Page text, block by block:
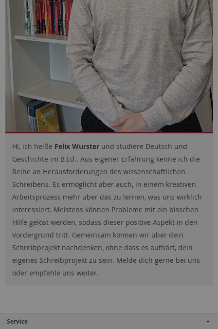
Hi, ich heiße Felix Wursterund studiere Deutsch und
Geschichte im B.Ed.. Aus eigener Erfahrung kenne ich die
Reihe an Herausforderungen des wissenschaftlichen
Schreibens. Es ermöglicht aber auch, in einem kreativen
Arbeitsprozess mehr über das zu lernen, was uns wirklich
interessiert. Meistens können Probleme mit ein bisschen
Hilfe gelöst werden, sodass dieser positive Aspekt in den
Vordergrund tritt. Gemeinsam können wir über dein
Schreibprojekt nachdenken, ohne dass es aufhört, dein
eigenes Schreibprojekt zu sein. Melde dich gerne bei uns
oder empfehle uns weiter.
Service